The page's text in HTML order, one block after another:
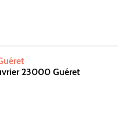
23000 Guéret